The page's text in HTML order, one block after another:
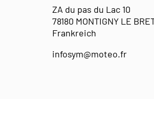
ZA du pas du Lac 10
78180 MONTIGNY LE
Frankreich
infosym@moteo.fr